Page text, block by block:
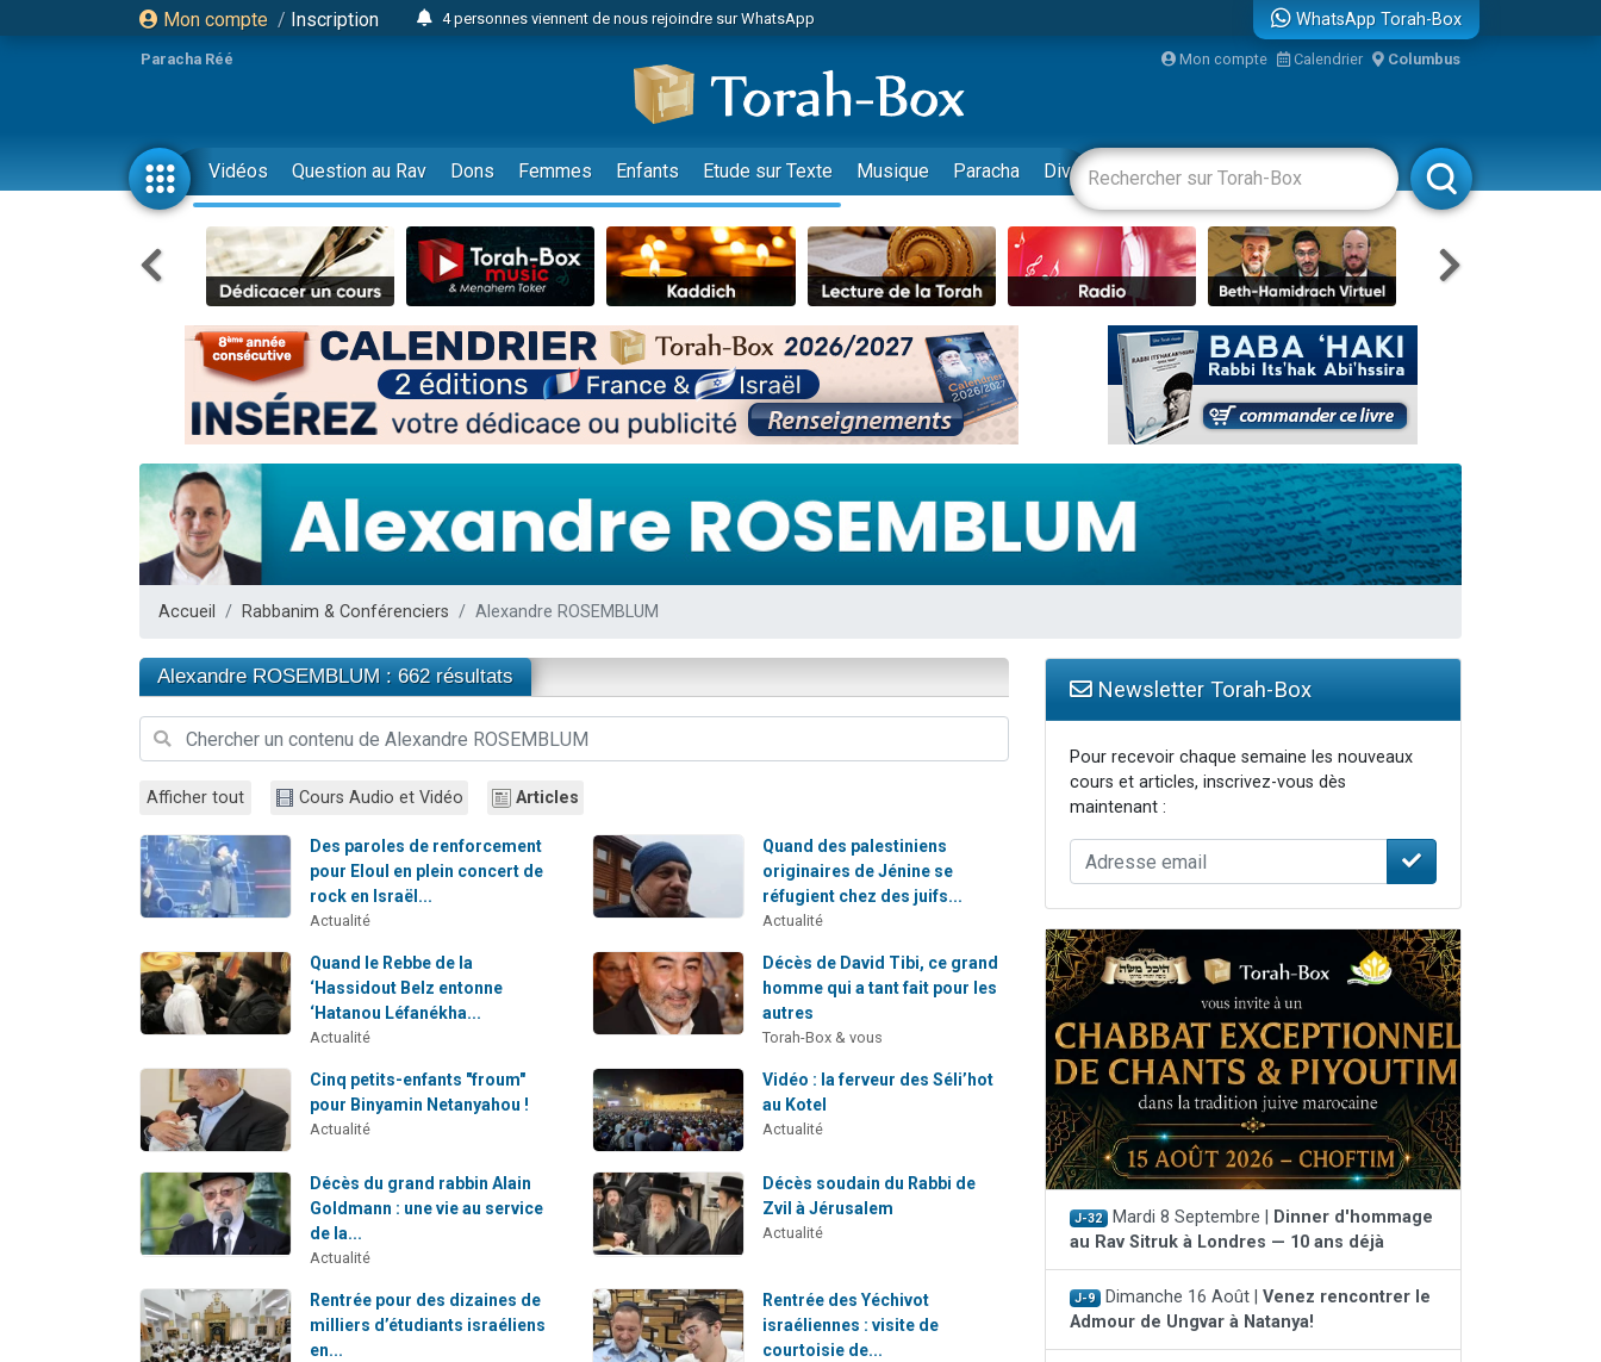
Mon compte / Inscription
4 personnes viennent de nous rejoindre sur WhatsApp
Odaya vient de donner son Maasser
3 personnes viennent de faire un don pour 5 jours de vacances aux Orphelins
3 personnes viennent de faire un don pour Diane, 80 ans, dans un appartement insalubre
13 personnes viennent de demander une bénédiction
2 personnes viennent de nous rejoindre sur WhatsApp
30 personnes viennent de faire un don pour Sauvez la jambe de Yohan
Il reste 49 places pour étudier en groupe sur Zoom
12 nouvelles musiques dans Torah-Box Music
3 personnes viennent de nous rejoindre sur WhatsApp
2 personnes viennent de nous rejoindre sur WhatsApp
3 personnes viennent de nous rejoindre sur WhatsApp
8 personnes viennent de faire un don pour Tsédaka : pauvres d'Israel
Nouvelle émission radio : Visions de grandeur n°104 : Le Chabbath et le Birkat Hamazone à travers le temps
61 personnes viennent de demander une bénédiction
Il reste 49 places pour étudier en groupe sur Zoom
Eva vient de donner son Maasser
WhatsApp Torah-Box
Paracha Réé Mon compte Calendrier Columbus
Vidéos Question au Rav Dons Femmes Enfants Etude sur Texte Musique Paracha Divertissements Livres Rabbanim
Accueil Rabbanim & Conférenciers Alexandre ROSEMBLUM
Alexandre ROSEMBLUM : 662 résultats
Afficher tout Cours Audio et Vidéo Articles
Des paroles de renforcement
pour Eloul en plein concert de
rock en Israël...
Actualité
Quand des palestiniens
originaires de Jénine se
réfugient chez des juifs...
Actualité
Quand le Rebbe de la
‘Hassidout Belz entonne
‘Hatanou Léfanékha...
Actualité
Décès de David Tibi, ce grand
homme qui a tant fait pour les
autres
Torah-Box & vous
Cinq petits-enfants "froum"
pour Binyamin Netanyahou !
Actualité
Vidéo : la ferveur des Séli’hot
au Kotel
Actualité
Décès du grand rabbin Alain
Goldmann : une vie au service
de la...
Actualité
Décès soudain du Rabbi de
Zvil à Jérusalem
Actualité
Rentrée pour des dizaines de
milliers d’étudiants israéliens
en...
Rentrée des Yéchivot
israéliennes : visite de
courtoisie de...
Newsletter Torah-Box
Pour recevoir chaque semaine les nouveaux
cours et articles, inscrivez-vous dès
maintenant :
J-32 Mardi 8 Septembre |
Dinner d'hommage
au Rav Sitruk à Londres — 10 ans déjà
J-9 Dimanche 16 Août | Venez rencontrer le
Admour de Ungvar à Natanya!